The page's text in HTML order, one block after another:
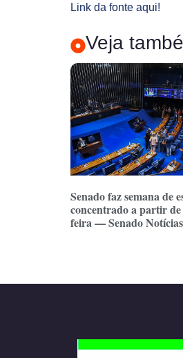
Link da fonte aqui!
Veja
Senado faz semana de
concentrado a partir de
feira — Senado Notícias